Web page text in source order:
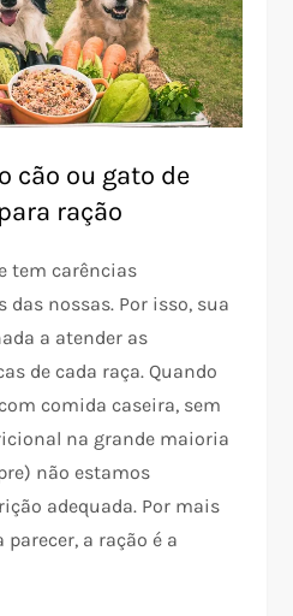
cão ou gato de
ração
tem carências
nossas. Por isso, sua
a atender as
de cada raça. Quando
comida caseira, sem
na grande maioria
não estamos
adequada. Por mais
parecer, a ração é a